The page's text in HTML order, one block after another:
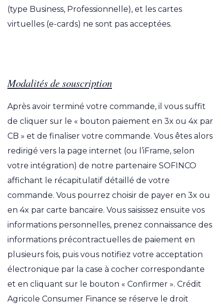
(type Business, Professionnelle), et les cartes
virtuelles (e-cards) ne sont pas acceptées.
Modalités de souscription
Après avoir terminé votre commande, il vous suffit
de cliquer sur le « bouton paiement en 3x ou 4x par
CB » et de finaliser votre commande. Vous êtes alors
redirigé vers la page internet (ou l’iFrame, selon
votre intégration) de notre partenaire SOFINCO
affichant le récapitulatif détaillé de votre
commande. Vous pourrez choisir de payer en 3x ou
en 4x par carte bancaire. Vous saisissez ensuite vos
informations personnelles, prenez connaissance des
informations précontractuelles de paiement en
plusieurs fois, puis vous notifiez votre acceptation
électronique par la case à cocher correspondante
et en cliquant sur le bouton « Confirmer ». Crédit
Agricole Consumer Finance se réserve le droit